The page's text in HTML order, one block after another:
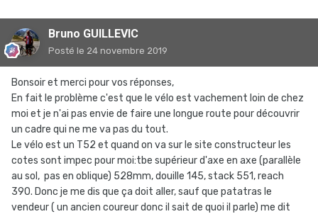
Bruno GUILLEVIC
Posté le 24 novembre 2019
Bonsoir et merci pour vos réponses,
En fait le problème c'est que le vélo est vachement loin de chez
moi et je n'ai pas envie de faire une longue route pour découvrir
un cadre qui ne me va pas du tout.
Le vélo est un T52 et quand on va sur le site constructeur les
cotes sont impec pour moi:tbe supérieur d'axe en axe (parallèle
au sol, pas en oblique) 528mm, douille 145, stack 551, reach
390. Donc je me dis que ça doit aller, sauf que patatras le
vendeur ( un ancien coureur donc il sait de quoi il parle) me dit